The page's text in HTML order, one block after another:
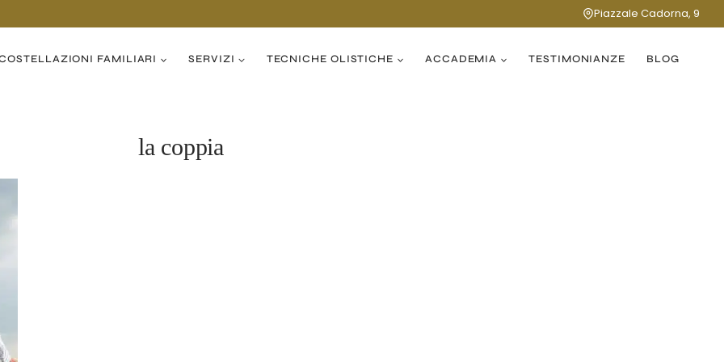
Piazzale Cadorna, 9
FAMILIARI SERVIZI TECNICHE OLISTICHE ACCADEMIA TESTIMONIANZE BLOG
la coppia